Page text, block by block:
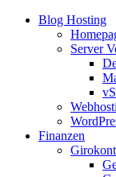
Blog Hosting
Server
Finanzen